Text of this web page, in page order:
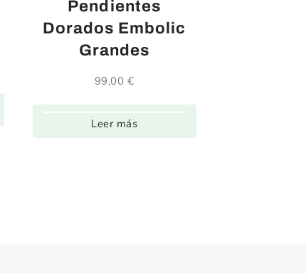
Pendientes
Dorados Embolic
Grandes
99,00 €
Leer más